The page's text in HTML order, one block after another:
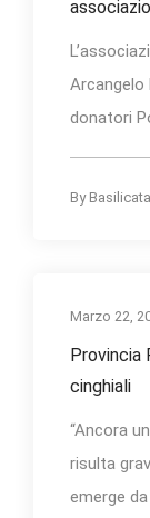
Arcangelo
donatori
By
Marzo 22,
Provincia
cinghiali
“Ancora
risulta
emerge